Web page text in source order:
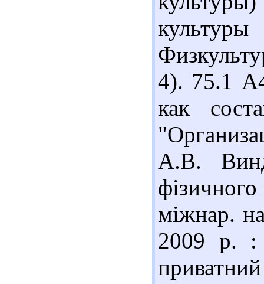
4). 75.1
как
А.В.
міжнар.
2009 р. :